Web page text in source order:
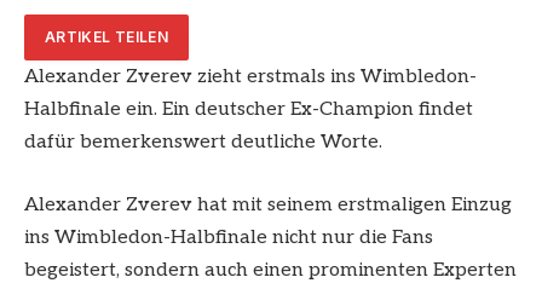
ARTIKEL TEILEN
Alexander Zverev zieht erstmals ins Wimbledon-
Halbfinale ein. Ein deutscher Ex-Champion findet
dafür bemerkenswert deutliche Worte.
Alexander Zverev hat mit seinem erstmaligen Einzug
ins Wimbledon-Halbfinale nicht nur die Fans
begeistert, sondern auch einen prominenten Experten